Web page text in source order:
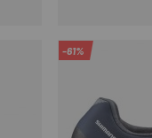
-61%